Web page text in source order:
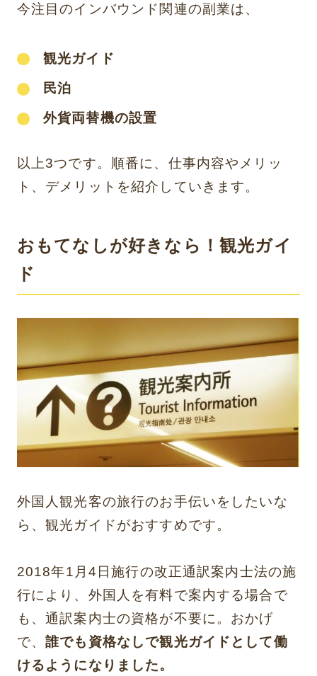
今注目のインバウンド関連の副業は、
観光ガイド
民泊
外貨両替機の設置
以上3つです。順番に、仕事内容やメリッ
ト、デメリットを紹介していきます。
おもてなしが好きなら！観光ガイ
ド
外国人観光客の旅行のお手伝いをしたいな
ら、観光ガイドがおすすめです。
2018年1月4日施行の改正通訳案内士法の施
行により、外国人を有料で案内する場合で
も、通訳案内士の資格が不要に。おかげ
で、誰でも資格なしで観光ガイドとして働
けるようになりました。